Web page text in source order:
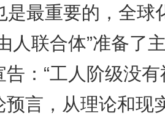
是最重要的，全球
人联合体”准备了
告：“工人阶级没
预言，从理论和现